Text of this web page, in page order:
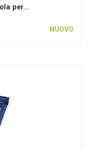
per...
NUOVO